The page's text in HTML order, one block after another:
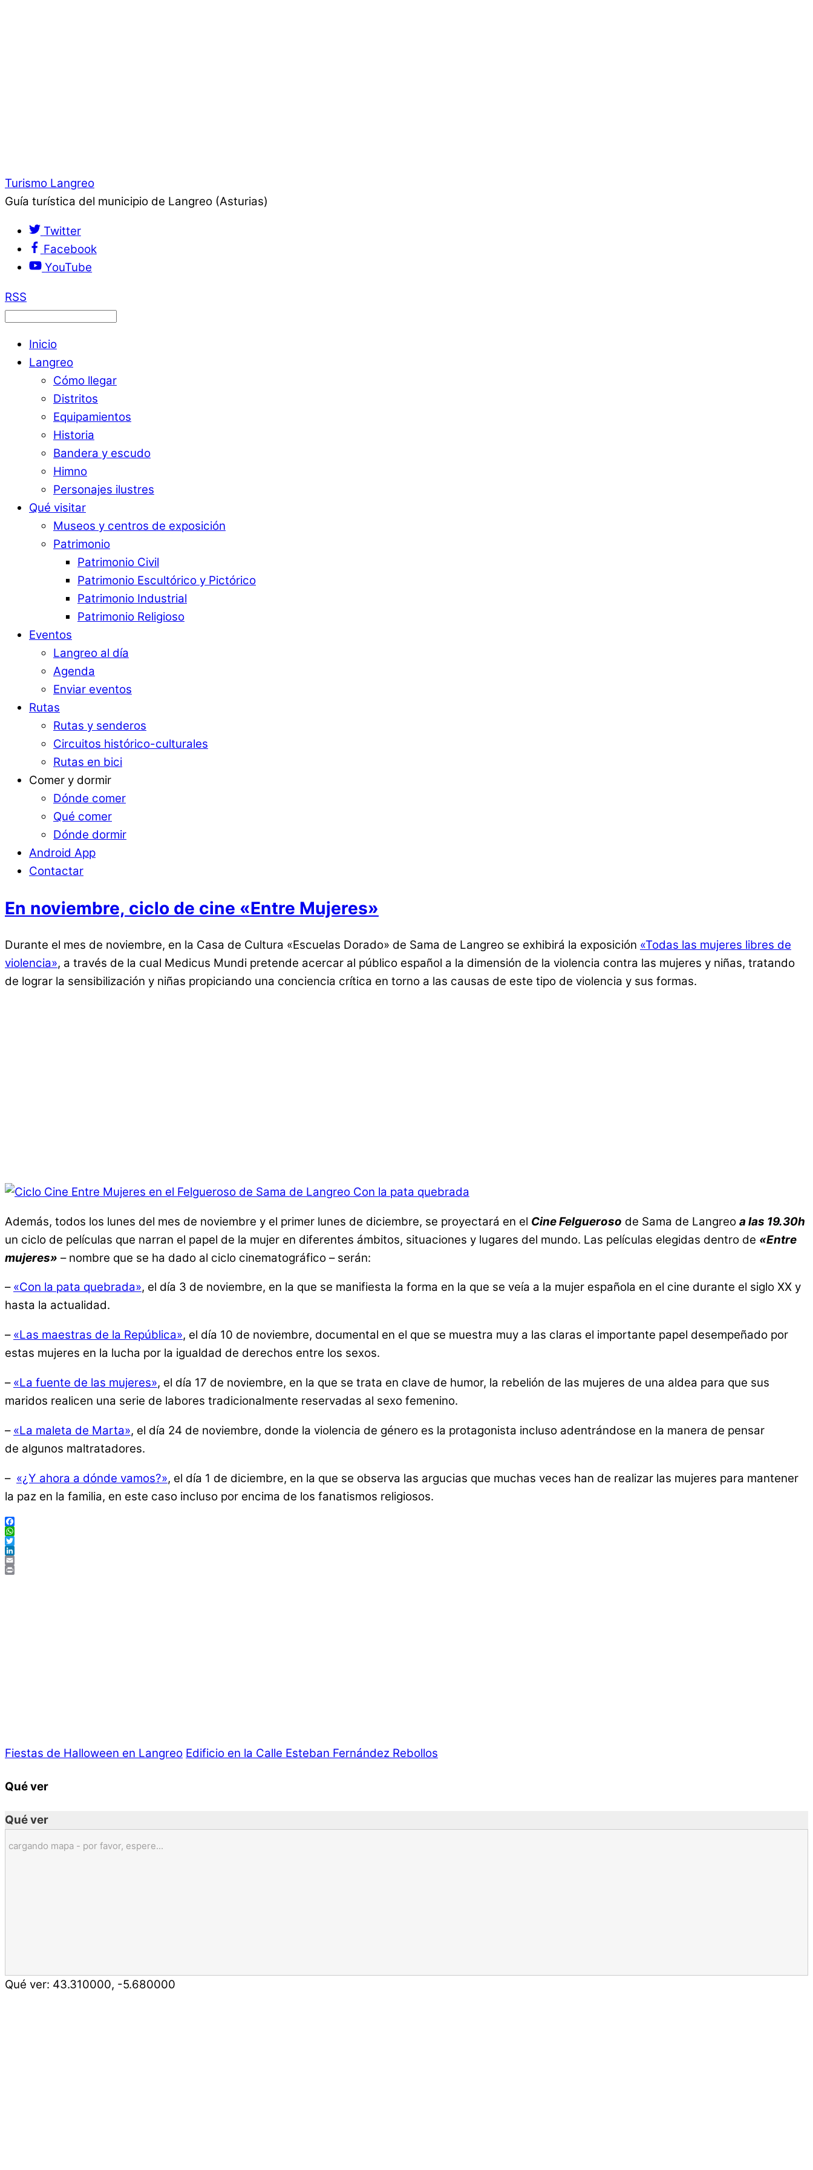
Turismo Langreo
Guía turística del municipio de Langreo (Asturias)
Twitter
Facebook
YouTube
RSS
Inicio
Langreo
Cómo llegar
Distritos
Equipamientos
Historia
Bandera y escudo
Himno
Personajes ilustres
Qué visitar
Museos y centros de exposición
Patrimonio
Patrimonio Civil
Patrimonio Escultórico y Pictórico
Patrimonio Industrial
Patrimonio Religioso
Eventos
Langreo al día
Agenda
Enviar eventos
Rutas
Rutas y senderos
Circuitos histórico-culturales
Rutas en bici
Comer y dormir
Dónde comer
Qué comer
Dónde dormir
Android App
Contactar
En noviembre, ciclo de cine «Entre Mujeres»
Durante el mes de noviembre, en la Casa de Cultura «Escuelas Dorado» de Sama de Langreo se exhibirá la exposición «Todas las mujeres libres de
violencia», a través de la cual Medicus Mundi pretende acercar al público español a la dimensión de la violencia contra las mujeres y niñas, tratando
de lograr la sensibilización y niñas propiciando una conciencia crítica en torno a las causas de este tipo de violencia y sus formas.
Además, todos los lunes del mes de noviembre y el primer lunes de diciembre, se proyectará en el Cine Felgueroso de Sama de Langreo a las 19.30h
un ciclo de películas que narran el papel de la mujer en diferentes ámbitos, situaciones y lugares del mundo. Las películas elegidas dentro de «Entre
mujeres» – nombre que se ha dado al ciclo cinematográfico – serán:
– «Con la pata quebrada», el día 3 de noviembre, en la que se manifiesta la forma en la que se veía a la mujer española en el cine durante el siglo XX y
hasta la actualidad.
– «Las maestras de la República», el día 10 de noviembre, documental en el que se muestra muy a las claras el importante papel desempeñado por
estas mujeres en la lucha por la igualdad de derechos entre los sexos.
– «La fuente de las mujeres», el día 17 de noviembre, en la que se trata en clave de humor, la rebelión de las mujeres de una aldea para que sus
maridos realicen una serie de labores tradicionalmente reservadas al sexo femenino.
– «La maleta de Marta», el día 24 de noviembre, donde la violencia de género es la protagonista incluso adentrándose en la manera de pensar
de algunos maltratadores.
– «¿Y ahora a dónde vamos?», el día 1 de diciembre, en la que se observa las argucias que muchas veces han de realizar las mujeres para mantener
la paz en la familia, en este caso incluso por encima de los fanatismos religiosos.
Facebook
WhatsApp
Twitter
LinkedIn
Email
Print
Fiestas de Halloween en Langreo Edificio en la Calle Esteban Fernández Rebollos
Qué ver
Qué ver
cargando mapa - por favor, espere...
Qué ver: 43.310000, -5.680000